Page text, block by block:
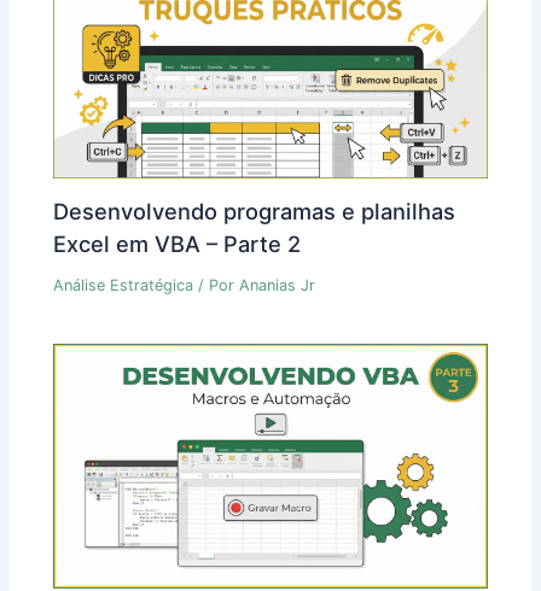
Desenvolvendo programas e planilhas
Excel em VBA – Parte 2
Análise Estratégica / PorAnanias Jr